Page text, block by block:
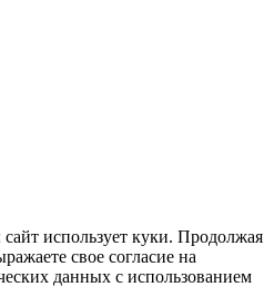
использует куки. Продолжая
свое согласие на
данных с использованием